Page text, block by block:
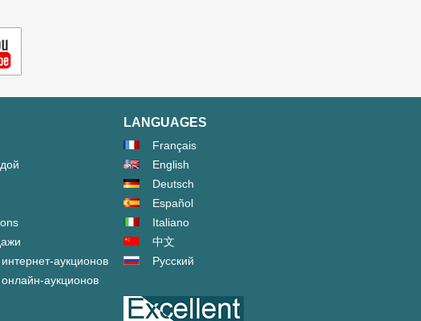
аукционов
аукционов
LANGUAGES
Français
English
Deutsch
Español
Italiano
中文
Русский